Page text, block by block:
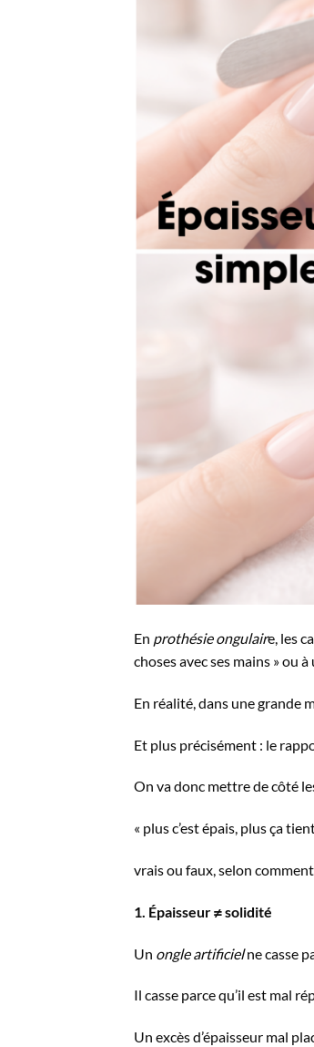
En prothésie ongulaire, les
choses avec ses mains » ou à
En réalité, dans une grande
Et plus précisément : le
On va donc mettre de côté
« plus c’est épais, plus ça
vrais ou faux, selon
1. Épaisseur ≠ solidité
Un ongle artificielne casse
Il casse parce qu’il est mal
Un excès d’épaisseur mal